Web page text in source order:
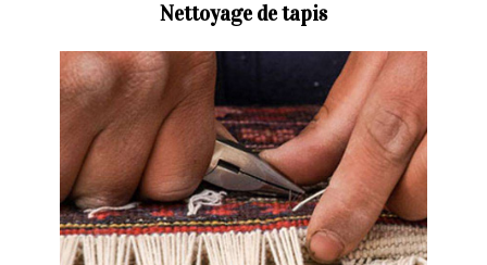
Nettoyage de tapis